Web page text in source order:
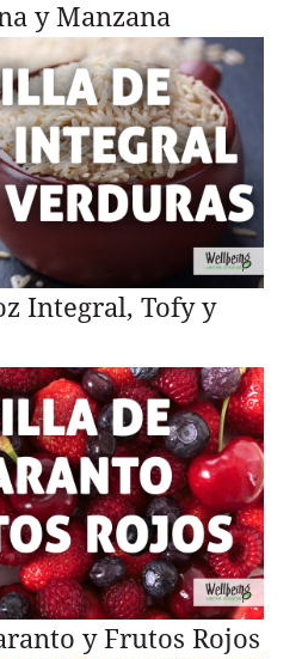
y Manzana
Integral, Tofy y
y Frutos Rojos